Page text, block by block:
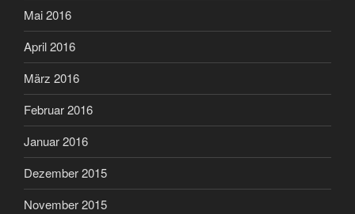
Mai 2016
April 2016
März 2016
Februar 2016
Januar 2016
Dezember 2015
November 2015